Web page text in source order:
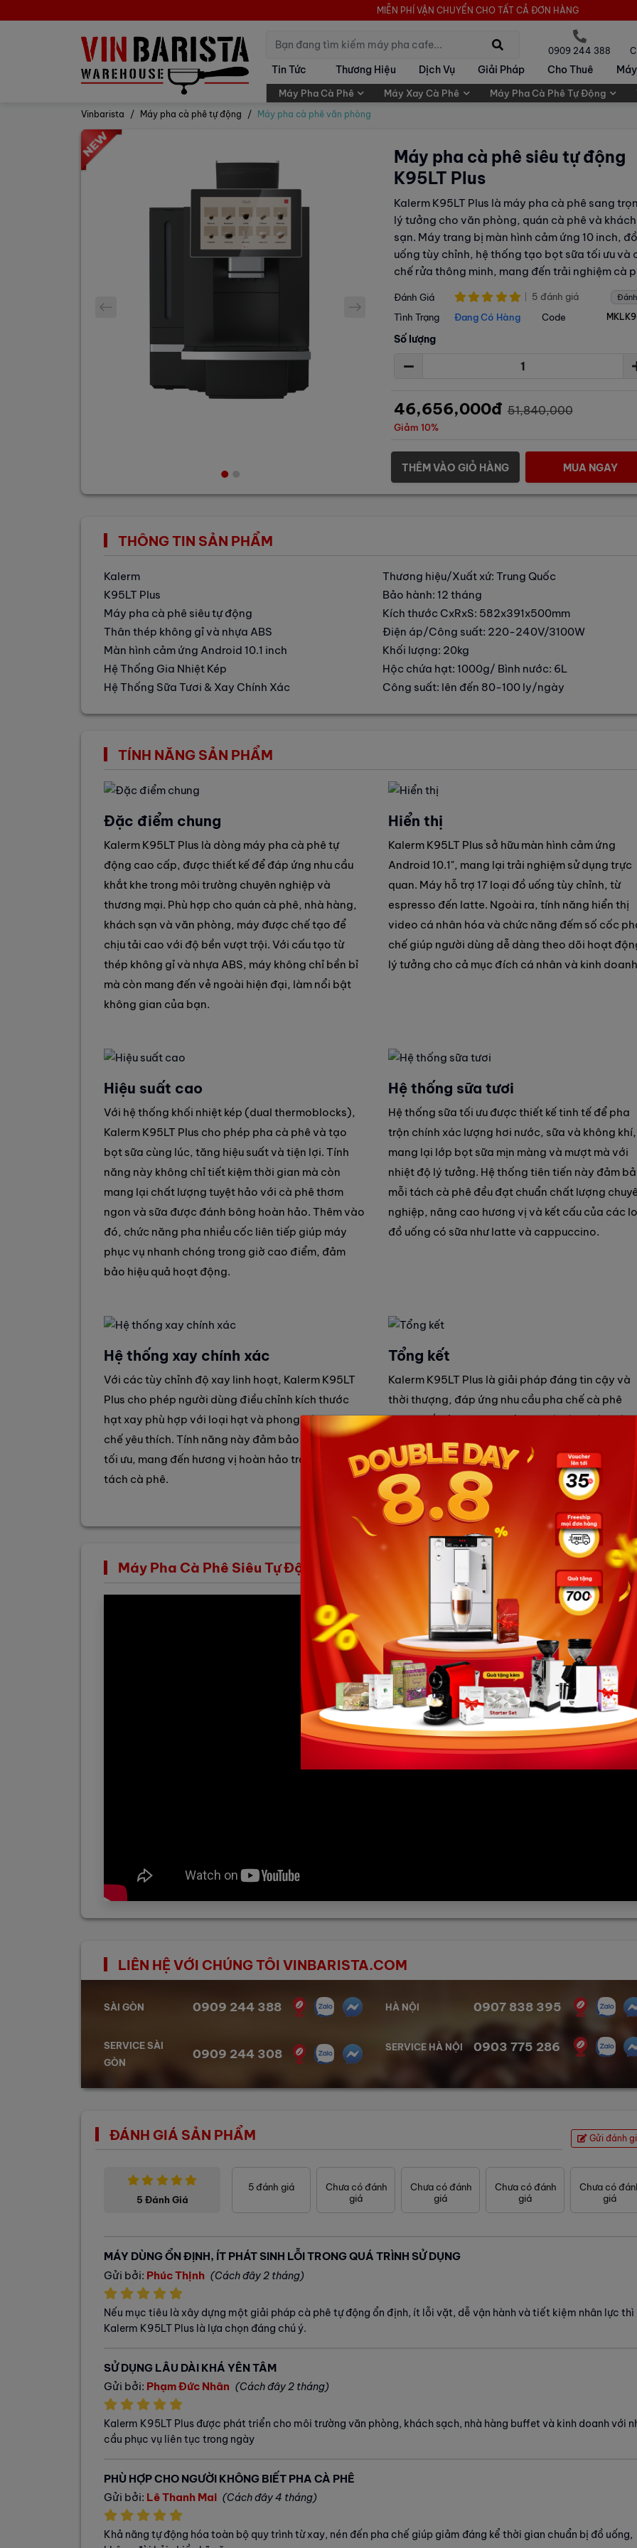
MIỄN PHÍ VẬN CHUYỂN CHO TẤT CẢ ĐƠN HÀNG
0909 244 388
Tin Tức Thương Hiệu Dịch Vụ Giải Pháp Cho Thuê
Máy Pha Cà Phê Máy Xay Cà Phê Máy Pha Cà Phê Tự Động
Vinbarista Máy pha cà phê tự động Máy pha cà phê văn phòng
next
Máy pha cà phê siêu tự động
K95LT Plus
Kalerm K95LT Plus là máy pha cà phê sang
lý tưởng cho văn phòng, quán cà phê và khách
sạn. Máy trang bị màn hình cảm ứng 10 inch, đồ
uống tùy chỉnh, hệ thống tạo bọt sữa tối ưu và
chế rửa thông minh, mang đến trải nghiệm cà
Đánh Giá 5 đánh giá
Tình Trạng Đang Có Hàng Code
Số lượng
46,656,000đ 51,840,000
Giảm 10%
THÊM VÀO GIỎ HÀNG MUA NGAY
THÔNG TIN SẢN PHẨM
Kalerm
K95LT Plus
Máy pha cà phê siêu tự động
Thân thép không gỉ và nhựa ABS
Màn hình cảm ứng Android 10.1 inch
Hệ Thống Gia Nhiệt Kép
Hệ Thống Sữa Tươi & Xay Chính Xác
Thương hiệu/Xuất xứ: Trung Quốc
Bảo hành: 12 tháng
Kích thước CxRxS: 582x391x500mm
Điện áp/Công suất: 220-240V/3100W
Khối lượng: 20kg
Hộc chứa hạt: 1000g/ Bình nước: 6L
Công suất: lên đến 80-100 ly/ngày
TÍNH NĂNG SẢN PHẨM
Đặc điểm chung
Kalerm K95LT Plus là dòng máy pha cà phê tự
động cao cấp, được thiết kế để đáp ứng nhu cầu
khắt khe trong môi trường chuyên nghiệp và
thương mại. Phù hợp cho quán cà phê, nhà hàng,
khách sạn và văn phòng, máy được chế tạo để
chịu tải cao với độ bền vượt trội. Với cấu tạo từ
thép không gỉ và nhựa ABS, máy không chỉ bền bỉ
mà còn mang đến vẻ ngoài hiện đại, làm nổi bật
không gian của bạn.
Hiển thị
Kalerm K95LT Plus sở hữu màn hình cảm ứng
Android 10.1", mang lại trải nghiệm sử dụng trực
quan. Máy hỗ trợ 17 loại đồ uống tùy chỉnh, từ
espresso đến latte. Ngoài ra, tính năng hiển thị
video cá nhân hóa và chức năng đếm số cốc
chế giúp người dùng dễ dàng theo dõi hoạt
lý tưởng cho cả mục đích cá nhân và kinh
Hiệu suất cao
Với hệ thống khối nhiệt kép (dual thermoblocks),
Kalerm K95LT Plus cho phép pha cà phê và tạo
bọt sữa cùng lúc, tăng hiệu suất và tiện lợi. Tính
năng này không chỉ tiết kiệm thời gian mà còn
mang lại chất lượng tuyệt hảo với cà phê thơm
ngon và sữa được đánh bông hoàn hảo. Thêm vào
đó, chức năng pha nhiều cốc liên tiếp giúp máy
phục vụ nhanh chóng trong giờ cao điểm, đảm
bảo hiệu quả hoạt động.
Hệ thống sữa tươi
Hệ thống sữa tối ưu được thiết kế tinh tế để pha
trộn chính xác lượng hơi nước, sữa và không khí,
mang lại lớp bọt sữa mịn màng và mượt mà với
nhiệt độ lý tưởng. Hệ thống tiên tiến này đảm
mỗi tách cà phê đều đạt chuẩn chất lượng
nghiệp, nâng cao hương vị và kết cấu của các
đồ uống có sữa như latte và cappuccino.
Hệ thống xay chính xác
Với các tùy chỉnh độ xay linh hoạt, Kalerm K95LT
Plus cho phép người dùng điều chỉnh kích thước
hạt xay phù hợp với loại hạt và phong cách pha
chế yêu thích. Tính năng này đảm bảo chiết xuất
tối ưu, mang đến hương vị hoàn hảo trong từng
tách cà phê.
Tổng kết
Kalerm K95LT Plus là giải pháp đáng tin cậy và
thời thượng, đáp ứng nhu cầu pha chế cà phê
công suất lớn tại văn phòng, nhà hàng và khách
sạn. Với lớp vỏ đen bóng sang trọng và mức giá
hợp lý, đây là khoản đầu tư tuyệt vời cho bất kỳ
không gian kinh doanh nào mong muốn chất
lượng cà phê đỉnh cao và tiện lợi.
Máy Pha Cà Phê Siêu Tự Động Kalerm K95LT Plus
LIÊN HỆ VỚI CHÚNG TÔI VINBARISTA.COM
SÀI GÒN 0909 244 388
SERVICE SÀI
GÒN
0909 244 308
HÀ NỘI 0907 838 395
SERVICE HÀ NỘI 0903 775 286
ĐÁNH GIÁ SẢN PHẨM Gửi đánh
5 Đánh Giá
5 đánh giá
Chưa có đánh
giá
Chưa có đánh
giá
Chưa có đánh
giá
Chưa có
giá
MÁY DÙNG ỔN ĐỊNH, ÍT PHÁT SINH LỖI TRONG QUÁ TRÌNH SỬ DỤNG
Gửi bởi: Phúc Thịnh (Cách đây 2 tháng)
Nếu mục tiêu là xây dựng một giải pháp cà phê tự động ổn định, ít lỗi vặt, dễ vận hành và tiết kiệm nhân lực thì
Kalerm K95LT Plus là lựa chọn đáng chú ý.
SỬ DỤNG LÂU DÀI KHÁ YÊN TÂM
Gửi bởi: Phạm Đức Nhân (Cách đây 2 tháng)
Kalerm K95LT Plus được phát triển cho môi trường văn phòng, khách sạch, nhà hàng buffet và kinh doanh với
cầu phục vụ liên tục trong ngày
PHÙ HỢP CHO NGƯỜI KHÔNG BIẾT PHA CÀ PHÊ
Gửi bởi: Lê Thanh Mai (Cách đây 4 tháng)
Khả năng tự động hóa toàn bộ quy trình từ xay, nén đến pha chế giúp giảm đáng kể thời gian chuẩn bị đồ uống,